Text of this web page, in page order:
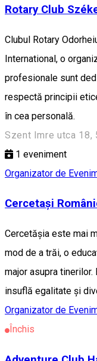
Rotary Club
Clubul Rotary
International, o
profesionale sunt
respectă principii
în cea personală.
Szent Imre utca 18,
1 eveniment
Organizator de
Cercetași
Cercetăşia este mai
mod de a trăi, o
major asupra
insuflă egalitate şi
Organizator de
Închis